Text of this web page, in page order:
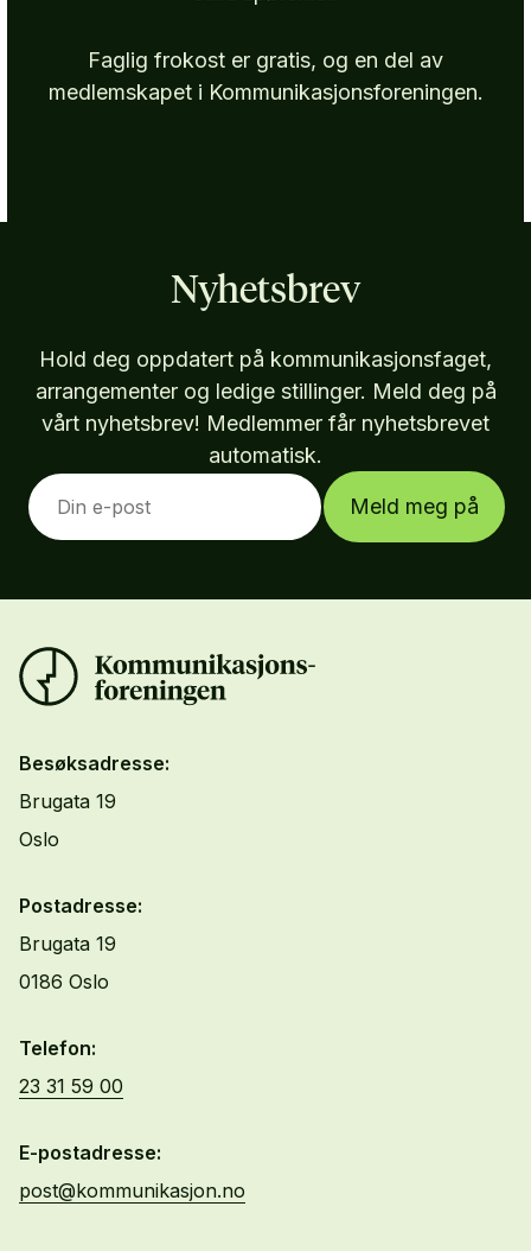
Faglig frokost er gratis, og en del av
medlemskapet i Kommunikasjonsforeningen.
Nyhetsbrev
Hold deg oppdatert på kommunikasjonsfaget,
arrangementer og ledige stillinger. Meld deg på
vårt nyhetsbrev! Medlemmer får nyhetsbrevet
automatisk.
Meld meg på
Besøksadresse:
Brugata 19
Oslo
Postadresse:
Brugata 19
0186 Oslo
Telefon:
23 31 59 00
E-postadresse:
post@kommunikasjon.no